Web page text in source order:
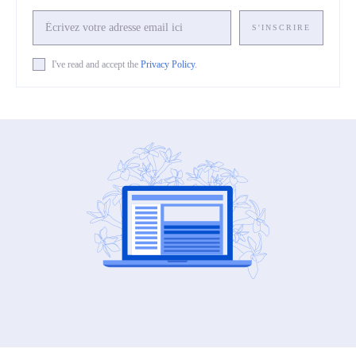
S'INSCRIRE
I've read and accept the Privacy Policy.